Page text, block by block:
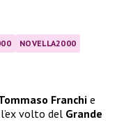
NOVELLA2000
Franchi e
volto del Grande